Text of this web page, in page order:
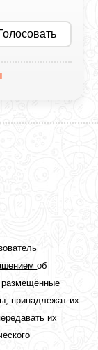
об
размещённые
принадлежат их
их